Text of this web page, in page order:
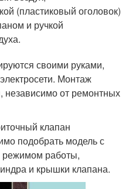
(пластиковый оголовок)
и ручкой
своими руками,
Монтаж
независимо от ремонтных
клапан
подобрать модель с
работы,
и крышки клапана.